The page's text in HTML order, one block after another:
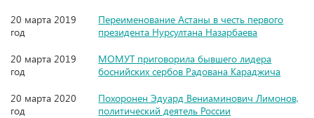
20 марта 2019
год
Переименование Астаны в честь первого
президента Нурсултана Назарбаева
20 марта 2019
год
МОМУТ приговорила бывшего лидера
боснийских сербов Радована Караджича
20 марта 2020
год
Похоронен Эдуард Вениаминович Лимонов,
политический деятель России